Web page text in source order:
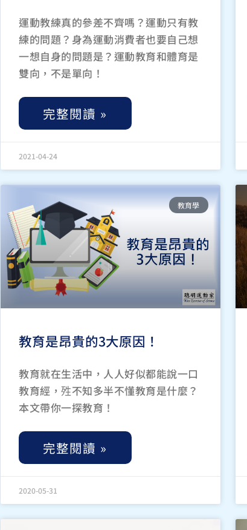
運動教練真的參差不齊嗎？運動只有教
練的問題？身為運動消費者也要自己想
一想自身的問題是？運動教育和體育是
雙向，不是單向！
完整閱讀 »
2021-04-24
教育學
教育是昂貴的3大原因！
教育就在生活中，人人好似都能說一口
教育經，殅不知多半不懂教育是什麼？
本文帶你一探教育！
完整閱讀 »
2020-05-31